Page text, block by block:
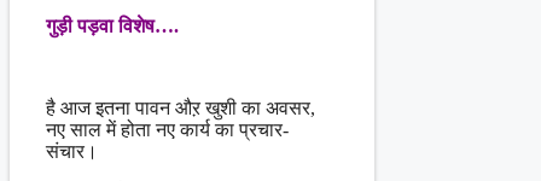
गुड़ी पड़वा विशेष….
है आज इतना पावन औऱ खुशी का अवसर,
नए साल में होता नए कार्य का प्रचार-
संचार।